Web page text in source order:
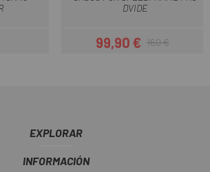
DVIDE
Precio
99,90 €Precio regular
160 €
EXPLORAR
INFORMACIÓN